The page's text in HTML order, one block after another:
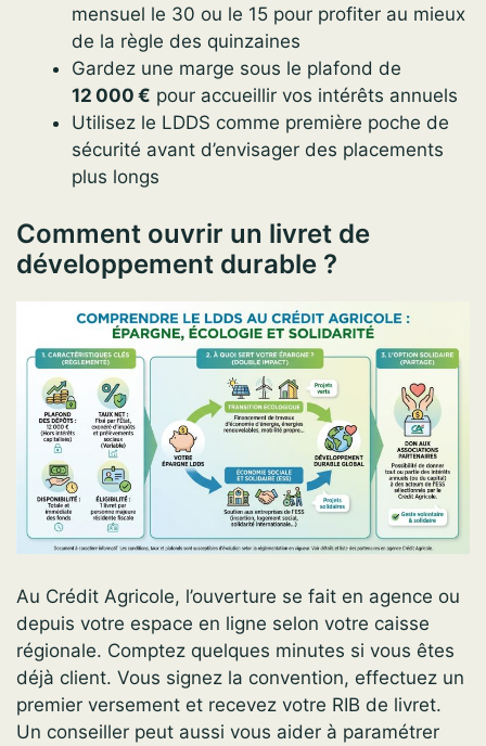
mensuel le 30 ou le 15 pour profiter au mieux
de la règle des quinzaines
Gardez une marge sous le plafond de
12 000 € pour accueillir vos intérêts annuels
Utilisez le LDDS comme première poche de
sécurité avant d’envisager des placements
plus longs
Comment ouvrir un livret de
développement durable ?
Au Crédit Agricole, l’ouverture se fait en agence ou
depuis votre espace en ligne selon votre caisse
régionale. Comptez quelques minutes si vous êtes
déjà client. Vous signez la convention, effectuez un
premier versement et recevez votre RIB de livret.
Un conseiller peut aussi vous aider à paramétrer